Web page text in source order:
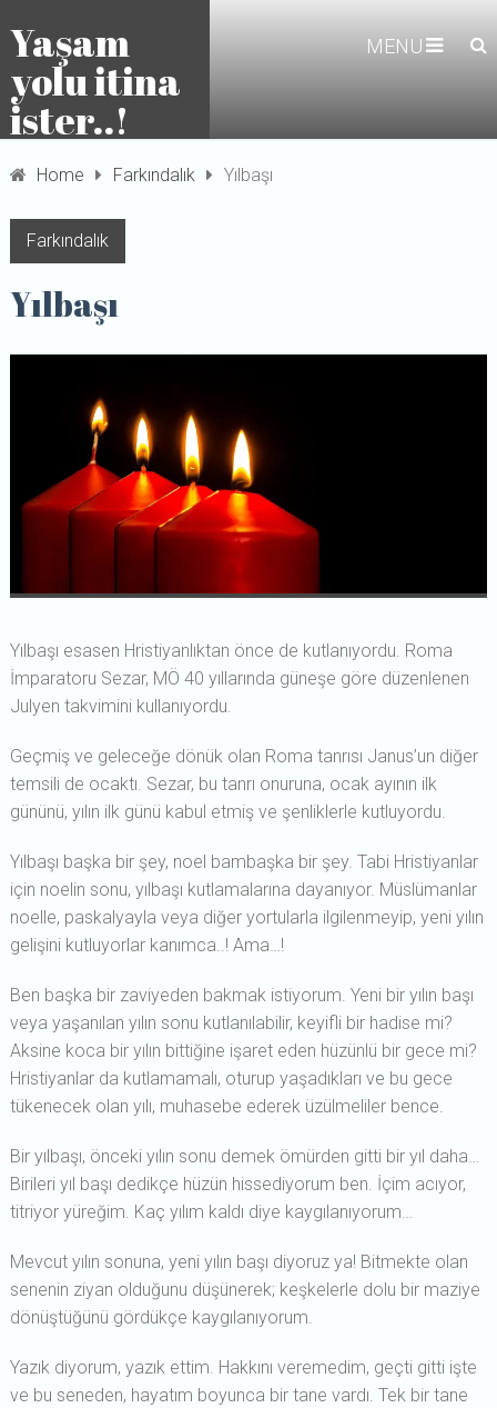
Yaşam
yolu itina
ister..!
MENU
Home Farkındalık Yılbaşı
Farkındalık
Yılbaşı
Yılbaşı esasen Hristiyanlıktan önce de kutlanıyordu. Roma
İmparatoru Sezar, MÖ 40 yıllarında güneşe göre düzenlenen
Julyen takvimini kullanıyordu.
Geçmiş ve geleceğe dönük olan Roma tanrısı Janus’un diğer
temsili de ocaktı. Sezar, bu tanrı onuruna, ocak ayının ilk
gününü, yılın ilk günü kabul etmiş ve şenliklerle kutluyordu.
Yılbaşı başka bir şey, noel bambaşka bir şey. Tabi Hristiyanlar
için noelin sonu, yılbaşı kutlamalarına dayanıyor. Müslümanlar
noelle, paskalyayla veya diğer yortularla ilgilenmeyip, yeni yılın
gelişini kutluyorlar kanımca..! Ama…!
Ben başka bir zaviyeden bakmak istiyorum. Yeni bir yılın başı
veya yaşanılan yılın sonu kutlanılabilir, keyifli bir hadise mi?
Aksine koca bir yılın bittiğine işaret eden hüzünlü bir gece mi?
Hristiyanlar da kutlamamalı, oturup yaşadıkları ve bu gece
tükenecek olan yılı, muhasebe ederek üzülmeliler bence.
Bir yılbaşı, önceki yılın sonu demek ömürden gitti bir yıl daha…
Birileri yıl başı dedikçe hüzün hissediyorum ben. İçim acıyor,
titriyor yüreğim. Kaç yılım kaldı diye kaygılanıyorum…
Mevcut yılın sonuna, yeni yılın başı diyoruz ya! Bitmekte olan
senenin ziyan olduğunu düşünerek; keşkelerle dolu bir maziye
dönüştüğünü gördükçe kaygılanıyorum.
Yazık diyorum, yazık ettim. Hakkını veremedim, geçti gitti işte
ve bu seneden, hayatım boyunca bir tane vardı. Tek bir tane